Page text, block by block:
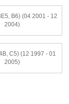
B6) (04 2001 - 12
2004)
C5) (12 1997 - 01
2005)